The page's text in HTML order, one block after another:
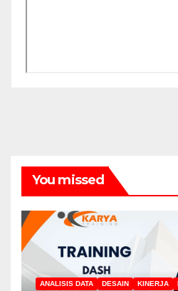
You missed
ANALISIS DATA DESAIN KINERJA